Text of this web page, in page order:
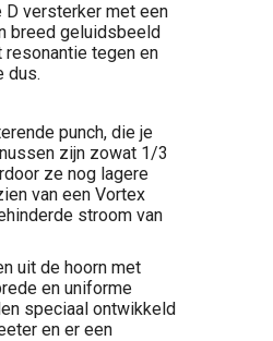
versterker met een
breed geluidsbeeld
resonantie tegen en
dus.
punch, die je
zijn zowat 1/3
ze nog lagere
van een Vortex
stroom van
uit de hoorn met
en uniforme
speciaal ontwikkeld
en er een